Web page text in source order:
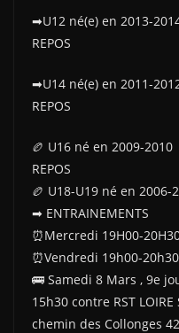
➡U12 né(e) en 2013-
REPOS
➡U14 né(e) en 2011-
REPOS
🏉 U16 né en 2009-2010
REPOS
🏉 U18-U19 né en 2006-
➡ ENTRAINEMENTS
⏰Mercredi 19H00-
⏰Vendredi 19h00-
🚌 Samedi 8 Mars , 9e
15h30 contre RST
chemin des Collonges